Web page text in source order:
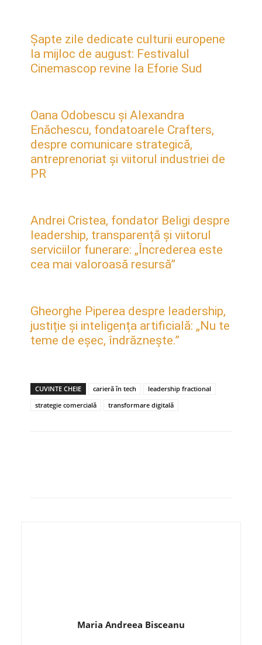
Șapte zile dedicate culturii europene
la mijloc de august: Festivalul
Cinemascop revine la Eforie Sud
Oana Odobescu și Alexandra
Enăchescu, fondatoarele Crafters,
despre comunicare strategică,
antreprenoriat și viitorul industriei de
PR
Andrei Cristea, fondator Beligi despre
leadership, transparență și viitorul
serviciilor funerare: „Încrederea este
cea mai valoroasă resursă”
Gheorghe Piperea despre leadership,
justiție și inteligența artificială: „Nu te
teme de eșec, îndrăznește.”
CUVINTE CHEIE carieră în tech
leadership fractional
strategie comercială
transformare digitală
Maria Andreea Bisceanu